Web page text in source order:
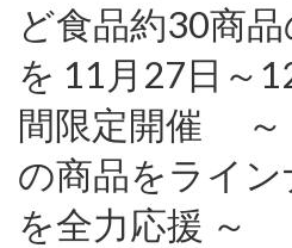
ど食品約30商
を 11月27日～
間限定開催 ～
の商品をライ
を全力応援 ～